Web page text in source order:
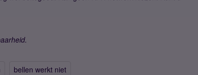
bellen werkt niet